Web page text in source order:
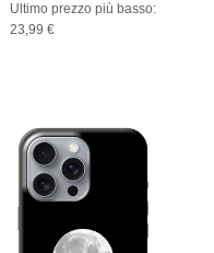
Ultimo prezzo più basso:
23,99 €